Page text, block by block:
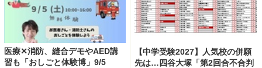
医療✕消防、縫合デモやAED講
習も「おしごと体験博」9/5
【中学受験2027】人気校の併願
先は…四谷大塚「第2回合不合判